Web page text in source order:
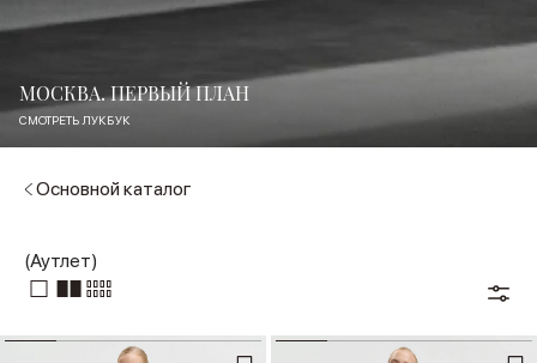
МОСКВА. ПЕРВЫЙ ПЛАН
СМОТРЕТЬ ЛУКБУК
Основной каталог
(Аутлет)